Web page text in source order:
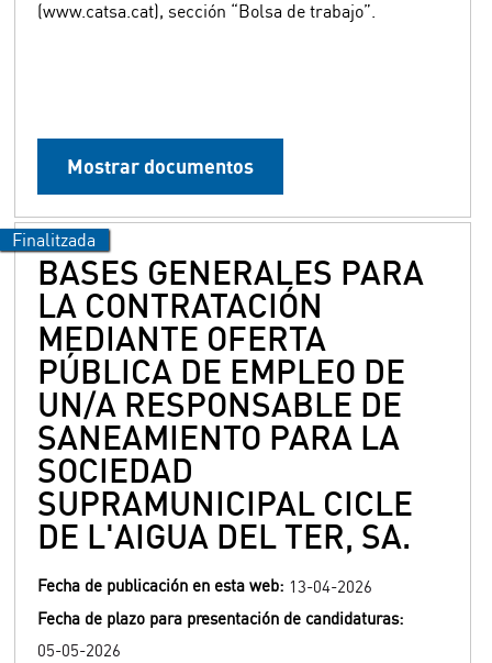
(www.catsa.cat), sección “Bolsa de trabajo”.
Mostrar documentos
BASES GENERALES PARA
LA CONTRATACIÓN
MEDIANTE OFERTA
PÚBLICA DE EMPLEO DE
UN/A RESPONSABLE DE
SANEAMIENTO PARA LA
SOCIEDAD
SUPRAMUNICIPAL CICLE
DE L'AIGUA DEL TER, SA.
Fecha de publicación en esta web: 13-04-2026
Fecha de plazo para presentación de candidaturas:
05-05-2026